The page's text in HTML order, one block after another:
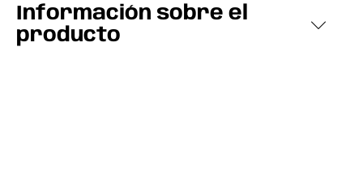
Información sobre el
producto